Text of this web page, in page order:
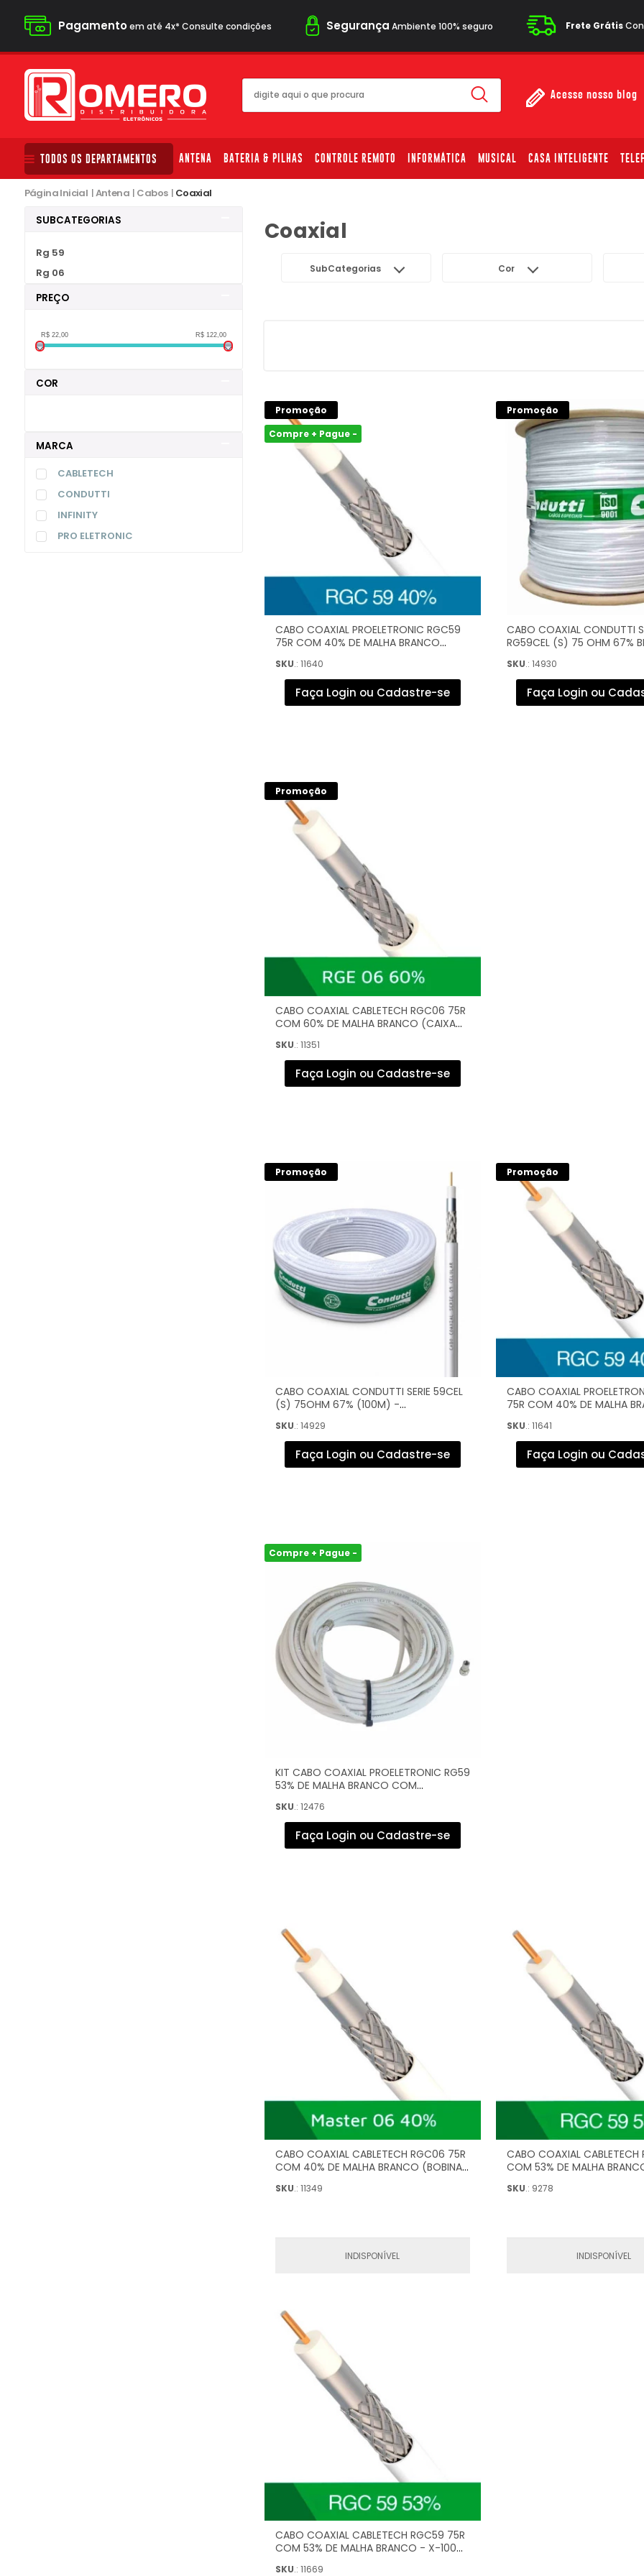
Pagamentoem até 4x* Consulte condições Segurança Ambiente 100% seguro Frete Grátis
Acesse nosso blog
TODOS OS DEPARTAMENTOS ANTENA BATERIA & PILHAS CONTROLE REMOTO INFORMÁTICA MUSICAL CASA INTELIGENTE
Página Inicial |Antena | Cabos | Coaxial
SUBCATEGORIAS
Rg 59
Rg 06
PREÇO
R$ 22,00 R$ 122,00
COR
MARCA
CABLETECH
CONDUTTI
INFINITY
PRO ELETRONIC
Coaxial
SubCategorias Cor
Promoção
Compre + Pague -
CABO COAXIAL PROELETRONIC RGC59
75R COM 40% DE MALHA BRANCO
SKU.: 11640
Faça Login ou Cadastre-se
Promoção
CABO COAXIAL CONDUTTI
RG59CEL (S) 75 OHM 67%
SKU.: 14930
Faça Login ou
Promoção
CABO COAXIAL CABLETECH RGC06 75R
COM 60% DE MALHA BRANCO (CAIXA
SKU.: 11351
Faça Login ou Cadastre-se
Promoção
CABO COAXIAL CONDUTTI SERIE 59CEL
(S) 75OHM 67% (100M) -
SKU.: 14929
Faça Login ou Cadastre-se
Promoção
CABO COAXIAL
75R COM 40% DE MALHA
SKU.: 11641
Faça Login ou
Compre + Pague -
KIT CABO COAXIAL PROELETRONIC RG59
53% DE MALHA BRANCO COM
SKU.: 12476
Faça Login ou Cadastre-se
CABO COAXIAL CABLETECH RGC06 75R
COM 40% DE MALHA BRANCO (BOBINA
SKU.: 11349
INDISPONÍVEL
CABO COAXIAL CABLETECH
COM 53% DE MALHA
SKU.: 9278
INDISPONÍVEL
CABO COAXIAL CABLETECH RGC59 75R
COM 53% DE MALHA BRANCO - X-100
SKU.: 11669